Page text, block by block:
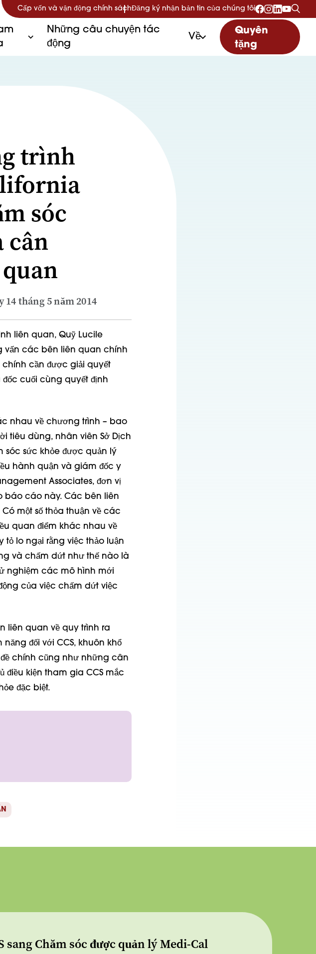
Cấp vốn và vận động chính sáchĐăng ký nhận bản tin của chúng tôi
Những câu chuyện tác
động
Về
Quyên
tặng
trình
sóc
cân
14 tháng 5 năm 2014
liên quan, Quỹ Lucile
vấn các bên liên quan chính
chính cần được giải quyết
cuối cùng quyết định
nhau về chương trình – bao
tiêu dùng, nhân viên Sở Dịch
sóc sức khỏe được quản lý
hành quận và giám đốc y
Associates, đơn vị
báo cáo này. Các bên liên
một số thỏa thuận về các
quan điểm khác nhau về
lo ngại rằng việc thảo luận
và chấm dứt như thế nào là
nghiệm các mô hình mới
của việc chấm dứt việc
liên quan về quy trình ra
đối với CCS, khuôn khổ
chính cũng như những cân
điều kiện tham gia CCS mắc
đặc biệt.
sang Chăm sóc được quản lý Medi-Cal